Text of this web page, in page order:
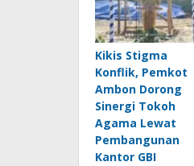
Kikis Stigma
Konflik, Pemkot
Ambon Dorong
Sinergi Tokoh
Agama Lewat
Pembangunan
Kantor GBI